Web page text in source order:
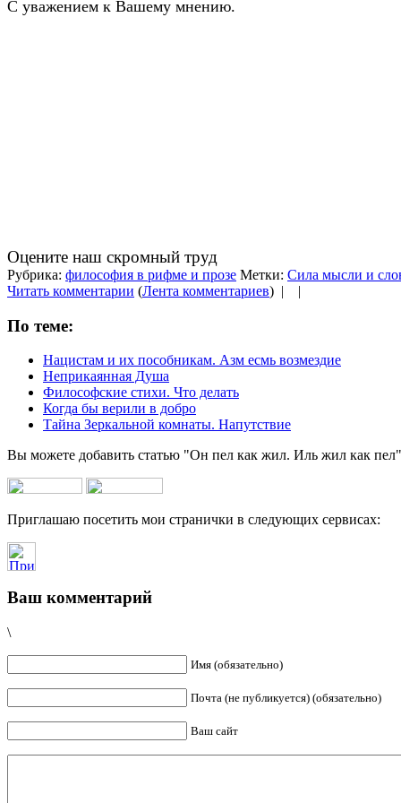
С уважением к Вашему мнению.
Оцените наш скромный труд
Рубрика: философия в рифме и прозе Метки: Сила мысли и
Читать комментарии (Лента комментариев) | |
По теме:
Нацистам и их пособникам. Азм есмь возмездие
Неприкаянная Душа
Философские стихи. Что делать
Когда бы верили в добро
Тайна Зеркальной комнаты. Напутствие
Вы можете добавить статью "Он пел как жил. Иль жил как
Приглашаю посетить мои странички в следующих сервисах:
Ваш комментарий
\
Имя (обязательно)
Почта (не публикуется) (обязательно)
Ваш сайт